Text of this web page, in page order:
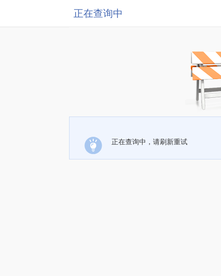
正在查询中
正在查询中，请刷新重试